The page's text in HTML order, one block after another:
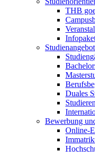
THB
Duales
Bewerbung
Online-